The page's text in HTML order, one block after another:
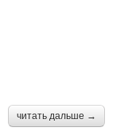
читать дальше →